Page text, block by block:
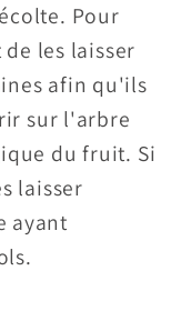
Pour
les laisser
afin qu'ils
sur l'arbre
du fruit. Si
laisser
ayant